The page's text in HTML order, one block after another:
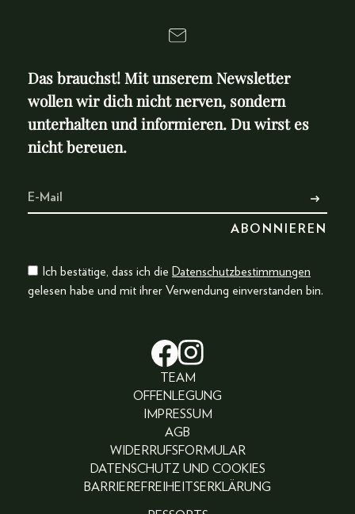
Das brauchst! Mit unserem Newsletter
wollen wir dich nicht nerven, sondern
unterhalten und informieren. Du wirst es
nicht bereuen.
Ich bestätige, dass ich die Datenschutzbestimmungen
gelesen habe und mit ihrer Verwendung einverstanden bin.
TEAM
OFFENLEGUNG
IMPRESSUM
AGB
WIDERRUFSFORMULAR
DATENSCHUTZ UND COOKIES
BARRIEREFREIHEITSERKLÄRUNG